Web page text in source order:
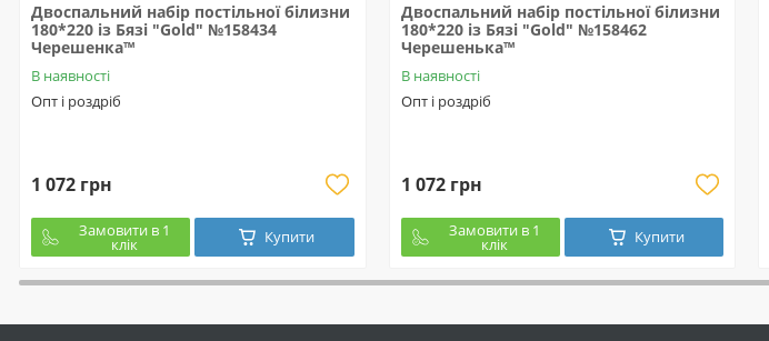
Двоспальний набір постільної білизни
180*220 із Бязі "Gold" №158434
Черешенка™
В наявності
Опт і роздріб
1 072 грн
Замовити в 1
клік Купити
Двоспальний набір постільної білизни
180*220 із Бязі "Gold" №158462
Черешенька™
В наявності
Опт і роздріб
1 072 грн
Замовити в 1
клік Купити